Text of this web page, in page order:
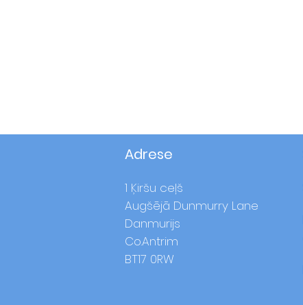
Adrese
1 Ķiršu ceļš
Augšējā Dunmurry Lane
Danmurijs
Co.Antrim
BT17 0RW